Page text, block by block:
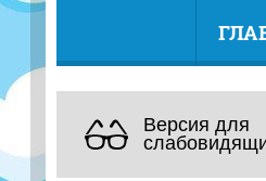
Версия для